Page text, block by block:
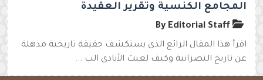
المجامع الكنسية وتقرير العقيدة
اقرأ هذا المقال الرائع الذى يستكشف حقيقة تاريخية مذهلة
عن تاريخ النصرانية وكيف لعبت الأيادى الب ...